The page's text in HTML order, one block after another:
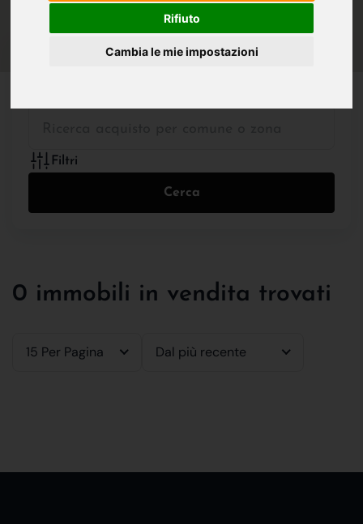
Rifiuto
Cambia le mie impostazioni
Filtri
Cerca
0 immobili in vendita trovati
15 Per Pagina Dal più recente